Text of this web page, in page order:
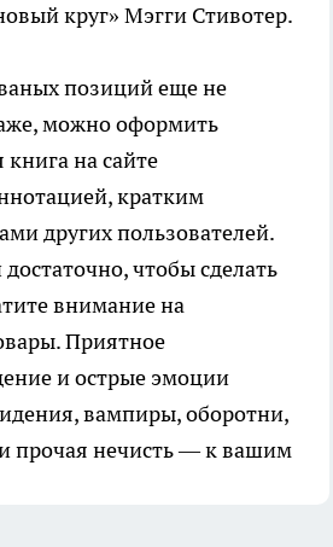
круг» Мэгги Стивотер.
позиций еще не
можно оформить
на сайте
кратким
других пользователей.
чтобы сделать
внимание на
Приятное
и острые эмоции
вампиры, оборотни,
прочая нечисть — к вашим